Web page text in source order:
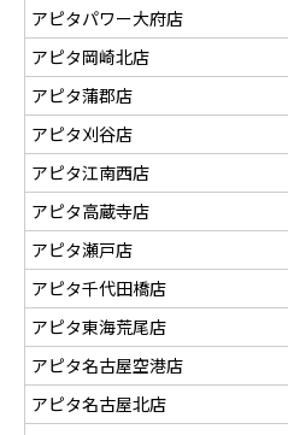
アピタパワー大府店
アピタ岡崎北店
アピタ蒲郡店
アピタ刈谷店
アピタ江南西店
アピタ高蔵寺店
アピタ瀬戸店
アピタ千代田橋店
アピタ東海荒尾店
アピタ名古屋空港店
アピタ名古屋北店